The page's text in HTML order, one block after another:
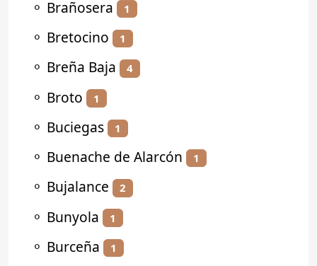
⚬ Brañosera 1
⚬ Bretocino 1
⚬ Breña Baja 4
⚬ Broto 1
⚬ Buciegas 1
⚬ Buenache de Alarcón 1
⚬ Bujalance 2
⚬ Bunyola 1
⚬ Burceña 1